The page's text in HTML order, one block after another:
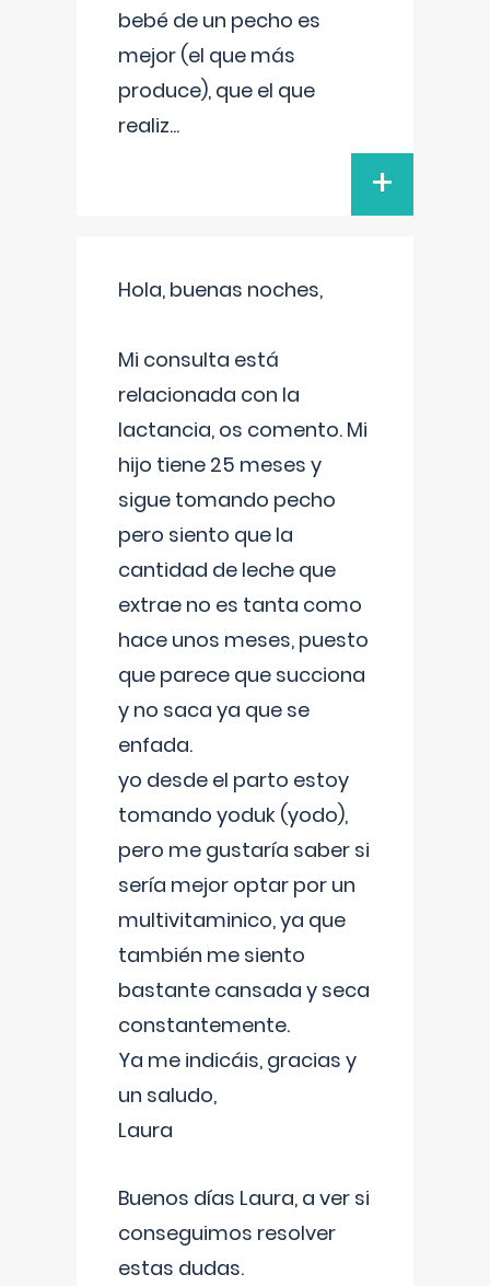
bebé de un pecho es
mejor (el que más
produce), que el que
realiz...
+
Hola, buenas noches,
Mi consulta está
relacionada con la
lactancia, os comento. Mi
hijo tiene 25 meses y
sigue tomando pecho
pero siento que la
cantidad de leche que
extrae no es tanta como
hace unos meses, puesto
que parece que succiona
y no saca ya que se
enfada.
yo desde el parto estoy
tomando yoduk (yodo),
pero me gustaría saber si
sería mejor optar por un
multivitaminico, ya que
también me siento
bastante cansada y seca
constantemente.
Ya me indicáis, gracias y
un saludo,
Laura
Buenos días Laura, a ver si
conseguimos resolver
estas dudas.